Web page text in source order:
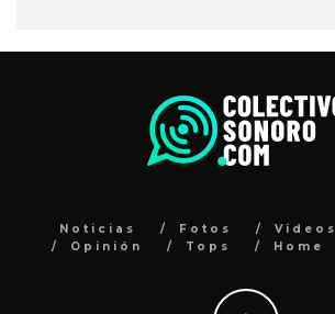
Noticias Fotos Videos
Opinión
Tops Home